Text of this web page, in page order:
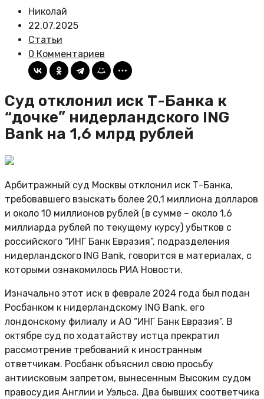
Николай
22.07.2025
Статьи
0 Комментариев
Суд отклонил иск Т-Банка к
“дочке” нидерландского ING
Bank на 1,6 млрд рублей
Арбитражный суд Москвы отклонил иск Т-Банка,
требовавшего взыскать более 20,1 миллиона долларов
и около 10 миллионов рублей (в сумме – около 1,6
миллиарда рублей по текущему курсу) убытков с
российского “ИНГ Банк Евразия”, подразделения
нидерландского ING Bank, говорится в материалах, с
которыми ознакомилось РИА Новости.
Изначально этот иск в феврале 2024 года был подан
Росбанком к нидерландскому ING Bank, его
лондонскому филиалу и АО “ИНГ Банк Евразия”. В
октябре суд по ходатайству истца прекратил
рассмотрение требований к иностранным
ответчикам. Росбанк объяснил свою просьбу
антиисковым запретом, вынесенным Высоким судом
правосудия Англии и Уэльса. Два бывших соответчика